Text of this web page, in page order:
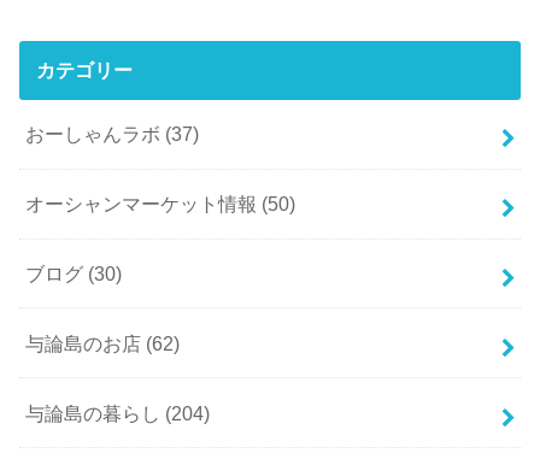
カテゴリー
おーしゃんラボ (37)
オーシャンマーケット情報 (50)
ブログ (30)
与論島のお店 (62)
与論島の暮らし (204)